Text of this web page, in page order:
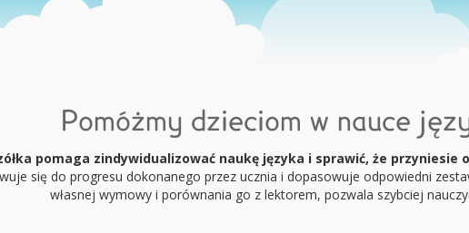
Pomóżmy dzieciom w nauce
pomaga zindywidualizować naukę języka i sprawić, że przyniesie
się do progresu dokonanego przez ucznia i dopasowuje odpowiedni
własnej wymowy i porównania go z lektorem, pozwala szybciej